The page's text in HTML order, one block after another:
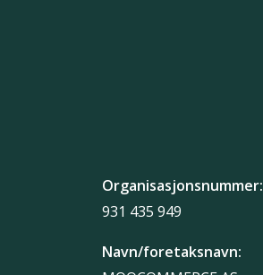
Organisasjonsnummer:
931 435 949
Navn/foretaksnavn: